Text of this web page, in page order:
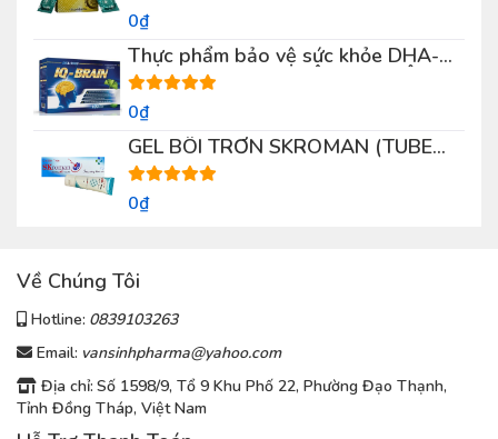
0₫
Thực phẩm bảo vệ sức khỏe DHA-
9000 IQ – BRAIN (HỘP 100 VIÊN)
0₫
GEL BÔI TRƠN SKROMAN (TUBE
50G)
0₫
Về Chúng Tôi
Hotline: 0839103263
Email: vansinhpharma@yahoo.com
Địa chỉ: Số 1598/9, Tổ 9 Khu Phố 22, Phường Đạo Thạnh,
Tỉnh Đồng Tháp, Việt Nam